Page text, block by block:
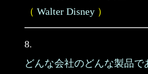
（ Walter Disney ）
8.
どんな会社のどんな製品で